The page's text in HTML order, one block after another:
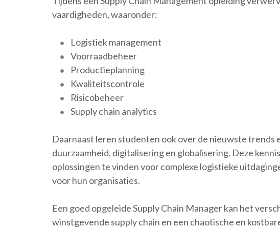
vaardigheden, waaronder:
Logistiek management
Voorraadbeheer
Productieplanning
Kwaliteitscontrole
Risicobeheer
Supply chain analytics
Daarnaast leren studenten ook over de nieuwste trends
duurzaamheid, digitalisering en globalisering. Deze
oplossingen te vinden voor complexe logistieke
voor hun organisaties.
Een goed opgeleide Supply Chain Manager kan het
winstgevende supply chain en een chaotische en